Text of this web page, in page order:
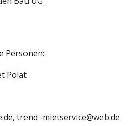
Personen:
Polat
trend -mietservice@web.de